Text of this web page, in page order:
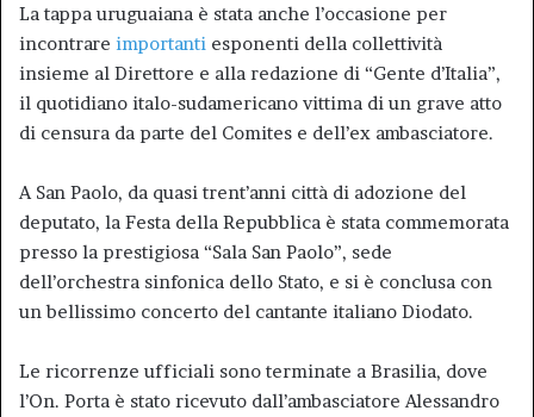
La tappa uruguaiana è stata anche l’occasione per
incontrare importanti esponenti della collettività
insieme al Direttore e alla redazione di “Gente d’Italia”,
il quotidiano italo-sudamericano vittima di un grave atto
di censura da parte del Comites e dell’ex ambasciatore.
A San Paolo, da quasi trent’anni città di adozione del
deputato, la Festa della Repubblica è stata commemorata
presso la prestigiosa “Sala San Paolo”, sede
dell’orchestra sinfonica dello Stato, e si è conclusa con
un bellissimo concerto del cantante italiano Diodato.
Le ricorrenze ufficiali sono terminate a Brasilia, dove
l’On. Porta è stato ricevuto dall’ambasciatore Alessandro